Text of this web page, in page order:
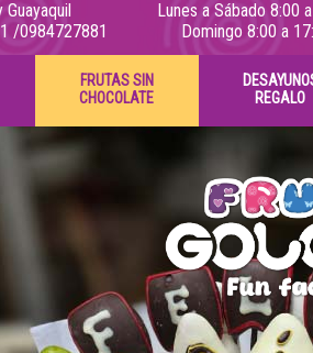
Guayaquil
/0984727881
Lunes a Sábado 8:00
Domingo 8:00 a
FRUTAS SIN
CHOCOLATE
REGALO